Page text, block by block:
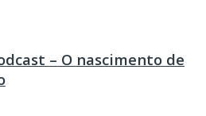
– O nascimento de